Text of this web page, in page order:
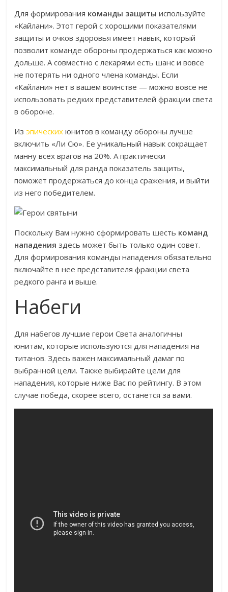
Для формирования команды защиты используйте
«Кайлани». Этот герой с хорошими показателями
защиты и очков здоровья имеет навык, который
позволит команде обороны продержаться как можно
дольше. А совместно с лекарями есть шанс и вовсе
не потерять ни одного члена команды. Если
«Кайлани» нет в вашем воинстве — можно вовсе не
использовать редких представителей фракции света
в обороне.
Изэпических юнитов в команду обороны лучше
включить «Ли Сю». Ее уникальный навык сокращает
манну всех врагов на 20%. А практически
максимальный для ранда показатель защиты,
поможет продержаться до конца сражения, и выйти
из него победителем.
Поскольку Вам нужно сформировать шесть команд
нападения здесь может быть только один совет.
Для формирования команды нападения обязательно
включайте в нее представителя фракции света
редкого ранга и выше.
Набеги
Для набегов лучшие герои Света аналогичны
юнитам, которые используются для нападения на
титанов. Здесь важен максимальный дамаг по
выбранной цели. Также выбирайте цели для
нападения, которые ниже Вас по рейтингу. В этом
случае победа, скорее всего, останется за вами.